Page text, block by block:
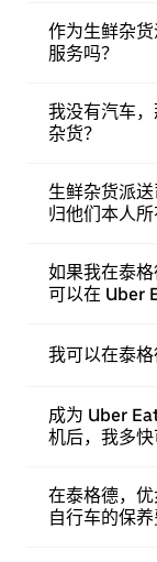
作为生鲜杂
服务吗？
我没有汽车
杂货？
生鲜杂货派
归他们本人所
如果我在泰
可以在 Uber
我可以在泰格
成为 Uber
机后，我多快
在泰格德，
自行车的保养